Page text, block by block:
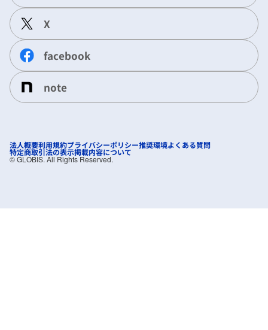
X
facebook
note
法人概要利用規約プライバシーポリシー推奨環境よくある質問
特定商取引法の表示掲載内容について
©︎ GLOBIS. All Rights Reserved.